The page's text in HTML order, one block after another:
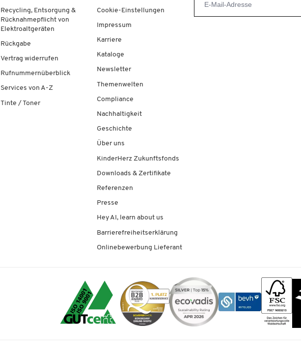
Recycling, Entsorgung &
Rücknahmepflicht von
Elektroaltgeräten
Rückgabe
Vertrag widerrufen
Rufnummernüberblick
Services von A-Z
Tinte / Toner
Cookie-Einstellungen
Impressum
Karriere
Kataloge
Newsletter
Themenwelten
Compliance
Nachhaltigkeit
Geschichte
Über uns
KinderHerz Zukunftsfonds
Downloads & Zertifikate
Referenzen
Presse
Hey AI, learn about us
Barrierefreiheitserklärung
Onlinebewerbung Lieferant